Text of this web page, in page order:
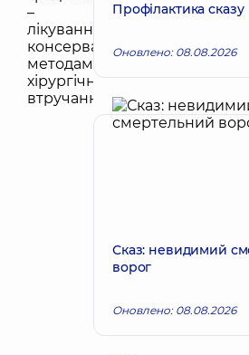
Профілактика сказу
Оновлено: 08.08.2026
Сказ: невидимий
ворог
Оновлено: 08.08.2026